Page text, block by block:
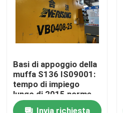
Fatory Tour
Richiedere un preventivo
Basi di appoggio della
muffa S136 IS09001:
tempo di impiego
lungo di 2015 norme
Invia richiesta